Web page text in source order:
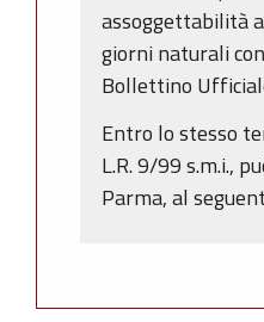
assoggettabilità
giorni naturali
Bollettino
Entro lo stesso
L.R. 9/99 s.m.i.,
Parma, al